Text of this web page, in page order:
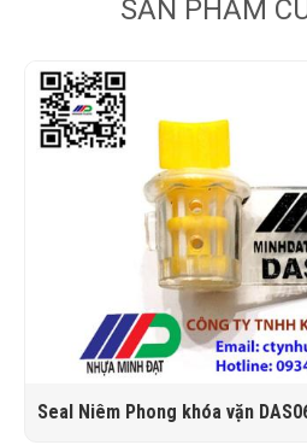
SẢN PHẨM
Seal Niêm Phong khóa vặn